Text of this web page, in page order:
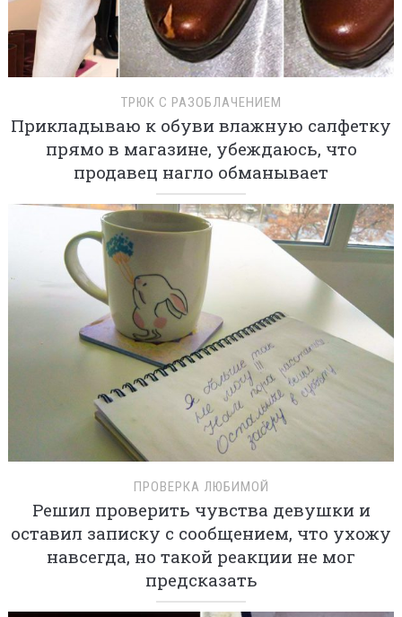
ТРЮК С РАЗОБЛАЧЕНИЕМ
Прикладываю к обуви влажную салфетку
прямо в магазине, убеждаюсь, что
продавец нагло обманывает
ПРОВЕРКА ЛЮБИМОЙ
Решил проверить чувства девушки и
оставил записку с сообщением, что ухожу
навсегда, но такой реакции не мог
предсказать